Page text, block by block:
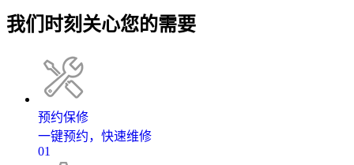
我们时刻关心您的需要
预约保修
一键预约，快速维修
01